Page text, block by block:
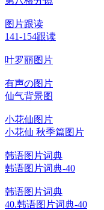
图片跟读
141-154跟读
叶罗丽图片
有声の图片
仙气背景图
小花仙图片
小花仙 秋季篇图片
韩语图片词典
韩语图片词典-40
韩语图片词典
40.韩语图片词典-40